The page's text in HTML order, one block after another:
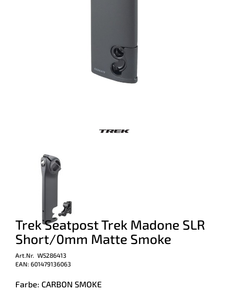
Trek Seatpost Trek Madone SLR
Short/0mm Matte Smoke
Art.Nr. W5286413
EAN: 601479136063
Farbe: CARBON SMOKE